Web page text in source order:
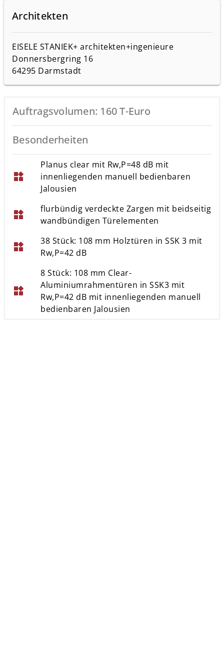
Architekten
EISELE STANIEK+ architekten+ingenieure
Donnersbergring 16
64295 Darmstadt
Auftragsvolumen: 160 T-Euro
Besonderheiten
widgets
Planus clear mit Rw,P=48 dB mit
innenliegenden manuell bedienbaren
Jalousien
widgets
flurbündig verdeckte Zargen mit beidseitig
wandbündigen Türelementen
widgets
38 Stück: 108 mm Holztüren in SSK 3 mit
Rw,P=42 dB
widgets
8 Stück: 108 mm Clear-
Aluminiumrahmentüren in SSK3 mit
Rw,P=42 dB mit innenliegenden manuell
bedienbaren Jalousien